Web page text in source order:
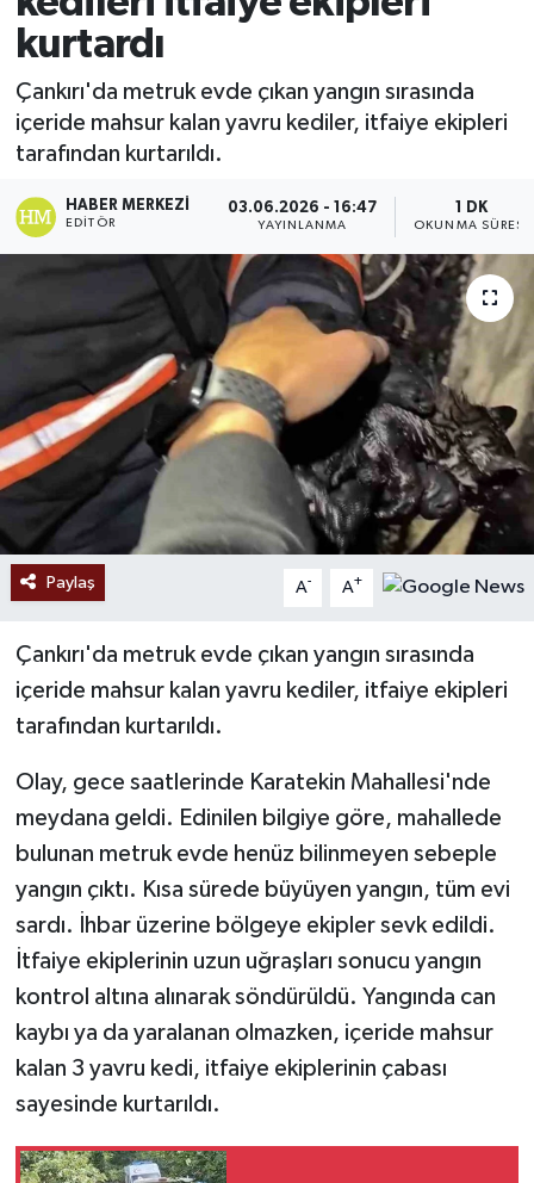
kurtardı
Çankırı'da metruk evde çıkan yangın sırasında
içeride mahsur kalan yavru kediler, itfaiye ekipleri
tarafından kurtarıldı.
HABER MERKEZI
EDITÖR
03.06.2026 - 16:47
YAYINLANMA
1 DK
OKUNMA SÜRESI
Paylaş A- A+
Çankırı'da metruk evde çıkan yangın sırasında
içeride mahsur kalan yavru kediler, itfaiye ekipleri
tarafından kurtarıldı.
Olay, gece saatlerinde Karatekin Mahallesi'nde
meydana geldi. Edinilen bilgiye göre, mahallede
bulunan metruk evde henüz bilinmeyen sebeple
yangın çıktı. Kısa sürede büyüyen yangın, tüm evi
sardı. İhbar üzerine bölgeye ekipler sevk edildi.
İtfaiye ekiplerinin uzun uğraşları sonucu yangın
kontrol altına alınarak söndürüldü. Yangında can
kaybı ya da yaralanan olmazken, içeride mahsur
kalan 3 yavru kedi, itfaiye ekiplerinin çabası
sayesinde kurtarıldı.
Ekonomi
Sağlık
Tokat Haber